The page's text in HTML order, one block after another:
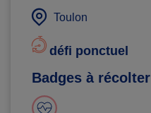
Toulon
défi ponctuel
Badges à récolter